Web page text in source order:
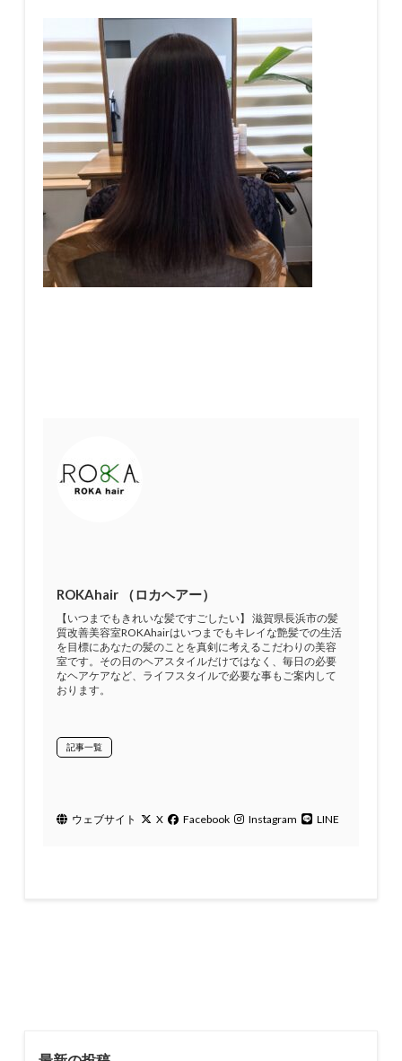
ROKAhair （ロカヘアー）
【いつまでもきれいな髪ですごしたい】 滋賀県長浜市の髪
質改善美容室ROKAhairはいつまでもキレイな艶髪での生活
を目標にあなたの髪のことを真剣に考えるこだわりの美容
室です。その日のヘアスタイルだけではなく、毎日の必要
なヘアケアなど、ライフスタイルで必要な事もご案内して
おります。
記事一覧
ウェブサイト X Facebook Instagram LINE